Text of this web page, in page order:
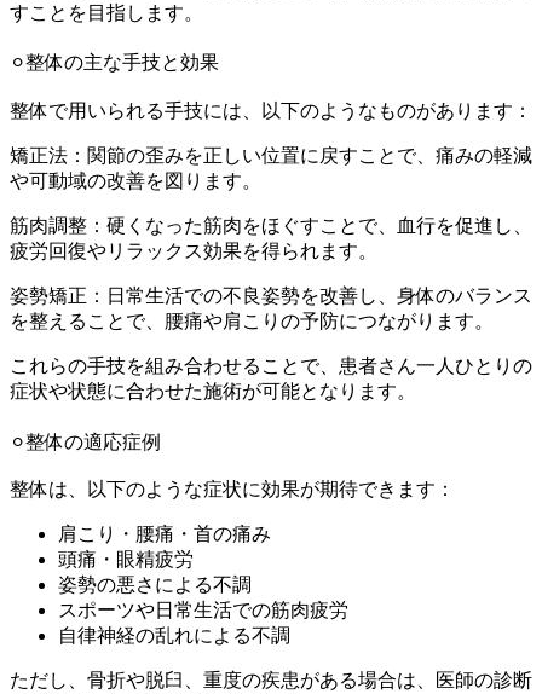
すことを目指します。
⚪︎整体の主な手技と効果
整体で用いられる手技には、以下のようなものがあります：
矯正法：関節の歪みを正しい位置に戻すことで、痛みの軽減
や可動域の改善を図ります。
筋肉調整：硬くなった筋肉をほぐすことで、血行を促進し、
疲労回復やリラックス効果を得られます。
姿勢矯正：日常生活での不良姿勢を改善し、身体のバランス
を整えることで、腰痛や肩こりの予防につながります。
これらの手技を組み合わせることで、患者さん一人ひとりの
症状や状態に合わせた施術が可能となります。
⚪︎整体の適応症例
整体は、以下のような症状に効果が期待できます：
肩こり・腰痛・首の痛み
頭痛・眼精疲労
姿勢の悪さによる不調
スポーツや日常生活での筋肉疲労
自律神経の乱れによる不調
ただし、骨折や脱臼、重度の疾患がある場合は、医師の診断